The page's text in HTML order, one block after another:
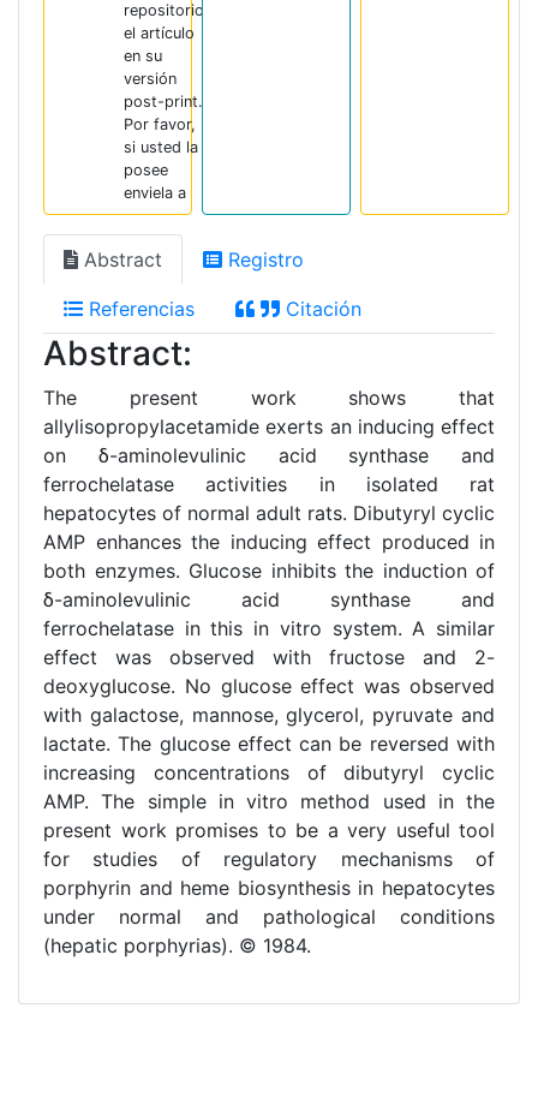
repositorio
el artículo
en su
versión
post-print.
Por favor,
si usted la
posee
enviela a
Abstract Registro
Referencias Citación
Abstract:
The present work shows that
allylisopropylacetamide exerts an inducing effect
on δ-aminolevulinic acid synthase and
ferrochelatase activities in isolated rat
hepatocytes of normal adult rats. Dibutyryl cyclic
AMP enhances the inducing effect produced in
both enzymes. Glucose inhibits the induction of
δ-aminolevulinic acid synthase and
ferrochelatase in this in vitro system. A similar
effect was observed with fructose and 2-
deoxyglucose. No glucose effect was observed
with galactose, mannose, glycerol, pyruvate and
lactate. The glucose effect can be reversed with
increasing concentrations of dibutyryl cyclic
AMP. The simple in vitro method used in the
present work promises to be a very useful tool
for studies of regulatory mechanisms of
porphyrin and heme biosynthesis in hepatocytes
under normal and pathological conditions
(hepatic porphyrias). © 1984.